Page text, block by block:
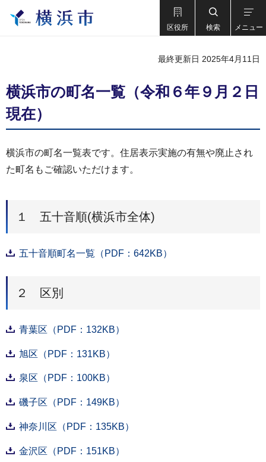
区役所 検索 メニュー
最終更新日 2025年4月11日
横浜市の町名一覧（令和６年９月２日
現在）
横浜市の町名一覧表です。住居表示実施の有無や廃止され
た町名もご確認いただけます。
１ 五十音順(横浜市全体)
五十音順町名一覧（PDF：642KB）
２ 区別
青葉区（PDF：132KB）
旭区（PDF：131KB）
泉区（PDF：100KB）
磯子区（PDF：149KB）
神奈川区（PDF：135KB）
金沢区（PDF：151KB）